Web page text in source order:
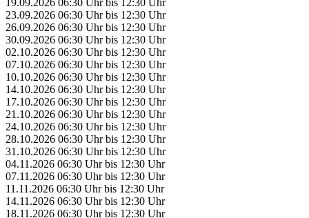
19.09.2026 06:30 Uhrbis 12:30 Uhr
23.09.2026 06:30 Uhrbis 12:30 Uhr
26.09.2026 06:30 Uhrbis 12:30 Uhr
30.09.2026 06:30 Uhrbis 12:30 Uhr
02.10.2026 06:30 Uhrbis 12:30 Uhr
07.10.2026 06:30 Uhrbis 12:30 Uhr
10.10.2026 06:30 Uhrbis 12:30 Uhr
14.10.2026 06:30 Uhrbis 12:30 Uhr
17.10.2026 06:30 Uhrbis 12:30 Uhr
21.10.2026 06:30 Uhrbis 12:30 Uhr
24.10.2026 06:30 Uhrbis 12:30 Uhr
28.10.2026 06:30 Uhrbis 12:30 Uhr
31.10.2026 06:30 Uhrbis 12:30 Uhr
04.11.2026 06:30 Uhrbis 12:30 Uhr
07.11.2026 06:30 Uhrbis 12:30 Uhr
11.11.2026 06:30 Uhrbis 12:30 Uhr
14.11.2026 06:30 Uhrbis 12:30 Uhr
18.11.2026 06:30 Uhrbis 12:30 Uhr